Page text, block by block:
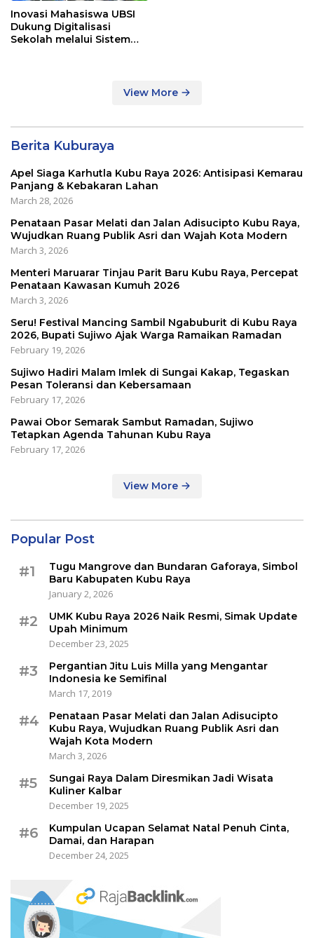
Inovasi Mahasiswa UBSI
Dukung Digitalisasi
Sekolah melalui Sistem
View More
Berita Kuburaya
Apel Siaga Karhutla Kubu Raya 2026: Antisipasi Kemarau
Panjang & Kebakaran Lahan
March 28, 2026
Penataan Pasar Melati dan Jalan Adisucipto Kubu Raya,
Wujudkan Ruang Publik Asri dan Wajah Kota Modern
March 3, 2026
Menteri Maruarar Tinjau Parit Baru Kubu Raya, Percepat
Penataan Kawasan Kumuh 2026
March 3, 2026
Seru! Festival Mancing Sambil Ngabuburit di Kubu Raya
2026, Bupati Sujiwo Ajak Warga Ramaikan Ramadan
February 19, 2026
Sujiwo Hadiri Malam Imlek di Sungai Kakap, Tegaskan
Pesan Toleransi dan Kebersamaan
February 17, 2026
Pawai Obor Semarak Sambut Ramadan, Sujiwo
Tetapkan Agenda Tahunan Kubu Raya
February 17, 2026
View More
Popular Post
#1
Tugu Mangrove dan Bundaran Gaforaya, Simbol
Baru Kabupaten Kubu Raya
January 2, 2026
#2
UMK Kubu Raya 2026 Naik Resmi, Simak Update
Upah Minimum
December 23, 2025
#3
Pergantian Jitu Luis Milla yang Mengantar
Indonesia ke Semifinal
March 17, 2019
#4
Penataan Pasar Melati dan Jalan Adisucipto
Kubu Raya, Wujudkan Ruang Publik Asri dan
Wajah Kota Modern
March 3, 2026
#5
Sungai Raya Dalam Diresmikan Jadi Wisata
Kuliner Kalbar
December 19, 2025
#6
Kumpulan Ucapan Selamat Natal Penuh Cinta,
Damai, dan Harapan
December 24, 2025